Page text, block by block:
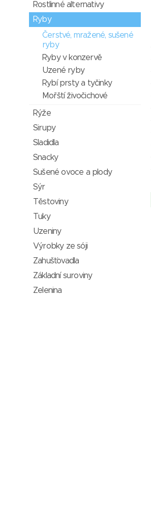
Rostlinné alternativy
Ryby
Čerstvé, mražené, sušené
ryby
Ryby v konzervě
Uzené ryby
Rybí prsty a tyčinky
Mořští živočichové
Rýže
Sirupy
Sladidla
Snacky
Sušené ovoce a plody
Sýr
Těstoviny
Tuky
Uzeniny
Výrobky ze sóji
Zahušťovadla
Základní suroviny
Zelenina